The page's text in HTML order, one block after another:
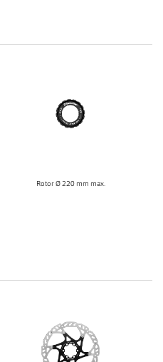
Rotor Ø 220 mm max.